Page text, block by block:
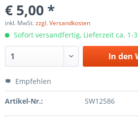
€ 5,00 *
inkl. MwSt.zzgl. Versandkosten
Sofort versandfertig, Lieferzeit ca. 1-
In den
Empfehlen
Artikel-Nr.: SW12586